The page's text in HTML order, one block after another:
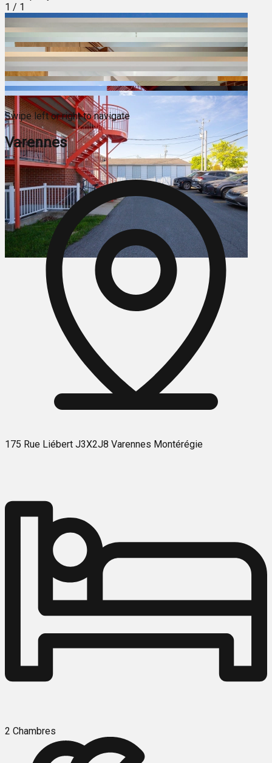
1 / 1
Swipe left or right to navigate
Varennes
175 Rue Liébert J3X2J8 Varennes Montérégie
2 Chambres